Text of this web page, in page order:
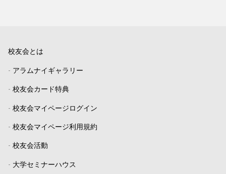
校友会とは
- アラムナイギャラリー
- 校友会カード特典
- 校友会マイページログイン
- 校友会マイページ利用規約
- 校友会活動
- 大学セミナーハウス